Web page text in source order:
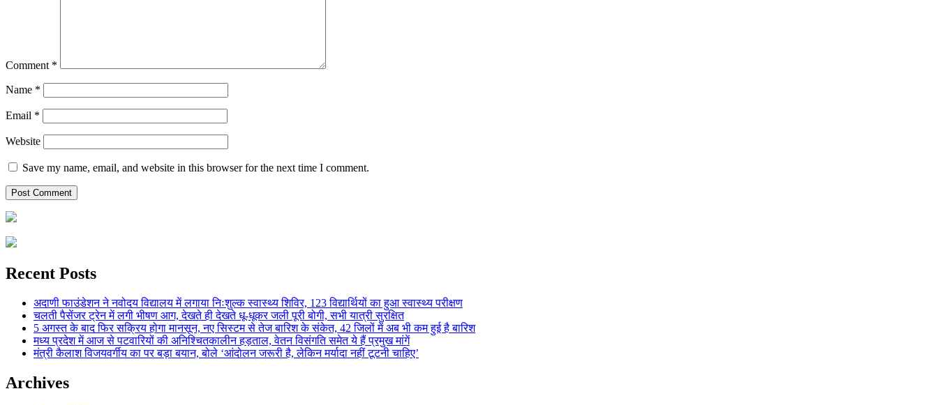
Comment *
Name *
Email *
Website
Save my name, email, and website in this browser for the next time I comment.
Recent Posts
अदाणी फाउंडेशन ने नवोदय विद्यालय में लगाया निःशुल्क स्वास्थ्य शिविर, 123 विद्यार्थियों का हुआ स्वास्थ्य परीक्षण
चलती पैसेंजर ट्रेन में लगी भीषण आग, देखते ही देखते धू-धूकर जली पूरी बोगी, सभी यात्री सुरक्षित
5 अगस्त के बाद फिर सक्रिय होगा मानसून, नए सिस्टम से तेज बारिश के संकेत, 42 जिलों में अब भी कम हुई है बारिश
मध्य प्रदेश में आज से पटवारियों की अनिश्चितकालीन हड़ताल, वेतन विसंगति समेत ये हैं प्रमुख मांगें
मंत्री कैलाश विजयवर्गीय का पर बड़ा बयान, बोले ‘आंदोलन जरूरी है, लेकिन मर्यादा नहीं टूटनी चाहिए’
Archives